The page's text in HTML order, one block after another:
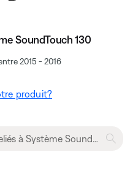
SoundTouch 130
2015 - 2016
produit?